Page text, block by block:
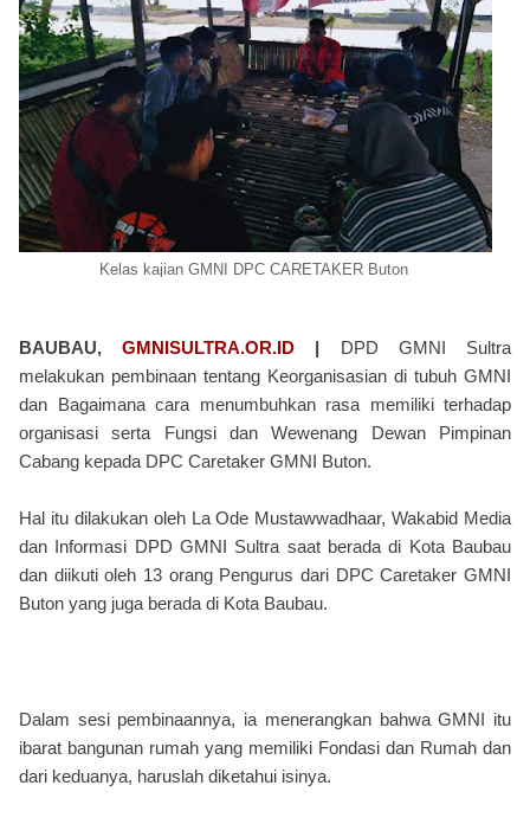
Kelas kajian GMNI DPC CARETAKER Buton
BAUBAU,GMNISULTRA.OR.ID | DPD GMNI Sultra
melakukan pembinaan tentang Keorganisasian di tubuh GMNI
dan Bagaimana cara menumbuhkan rasa memiliki terhadap
organisasi serta Fungsi dan Wewenang Dewan Pimpinan
Cabang kepada DPC Caretaker GMNI Buton.
Hal itu dilakukan oleh La Ode Mustawwadhaar, Wakabid Media
dan Informasi DPD GMNI Sultra saat berada di Kota Baubau
dan diikuti oleh 13 orang Pengurus dari DPC Caretaker GMNI
Buton yang juga berada di Kota Baubau.
Dalam sesi pembinaannya, ia menerangkan bahwa GMNI itu
ibarat bangunan rumah yang memiliki Fondasi dan Rumah dan
dari keduanya, haruslah diketahui isinya.